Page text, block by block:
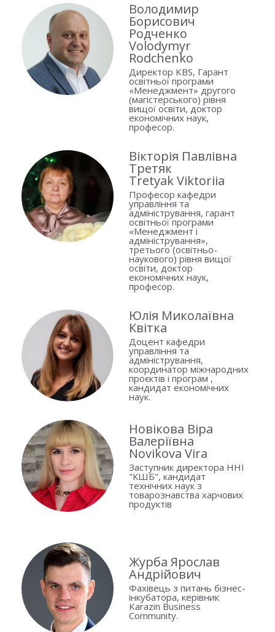
Володимир
Борисович
Родченко
Volodymyr
Rodchenko
Директор KBS, Гарант
освітньої програми
«Менеджмент» другого
(магістерського) рівня
вищої освіти, доктор
економічних наук,
професор.
Вікторія Павлівна
Третяк
Tretyak Viktoriia
Професор кафедри
управління та
адміністрування, гарант
освітньої програми
«Менеджмент і
адміністрування»,
третього (освітньо-
наукового) рівня вищої
освіти, доктор
економічних наук,
професор.
Юлія Миколаївна
Квітка
Доцент кафедри
управління та
адміністрування,
координатор міжнародних
проєктів і програм ,
кандидат економічних
наук.
Новікова Віра
Валеріївна
Novikova Vira
Заступник директора ННІ
"КШБ", кандидат
технічних наук з
товарознавства харчових
продуктів
Журба Ярослав
Андрійович
Фахівець з питань бізнес-
інкубатора, керівник
Karazin Business
Community.